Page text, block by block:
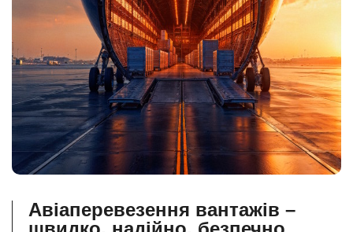
Авіаперевезення вантажів –